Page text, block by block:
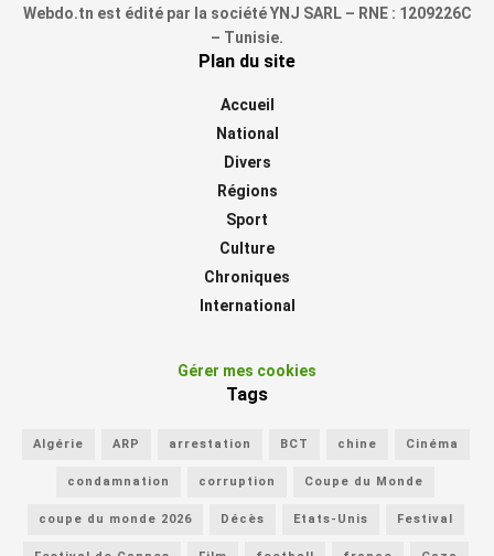
Webdo.tn est édité par la société YNJ SARL – RNE : 1209226C
– Tunisie.
Plan du site
Accueil
National
Divers
Régions
Sport
Culture
Chroniques
International
Gérer mes cookies
Tags
Algérie ARP arrestation BCT chine Cinéma
condamnation corruption Coupe du Monde
coupe du monde 2026 Décès Etats-Unis Festival